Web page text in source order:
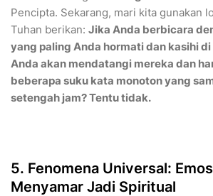
Pencipta. Sekarang, mari kita gunakan
Tuhan berikan: Jika Anda berbicara
yang paling Anda hormati dan kasihi
Anda akan mendatangi mereka dan
beberapa suku kata monoton yang
setengah jam? Tentu tidak.
5. Fenomena Universal:
Menyamar Jadi Spiritual